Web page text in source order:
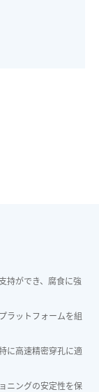
持ができ、腐食に強
ラットフォームを組
に高速精密穿孔に適
ニングの安定性を保